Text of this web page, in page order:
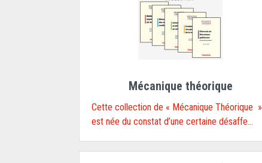
Mécanique théorique
Cette collection de « Mécanique Théorique »
est née du constat d’une certaine désaffe...